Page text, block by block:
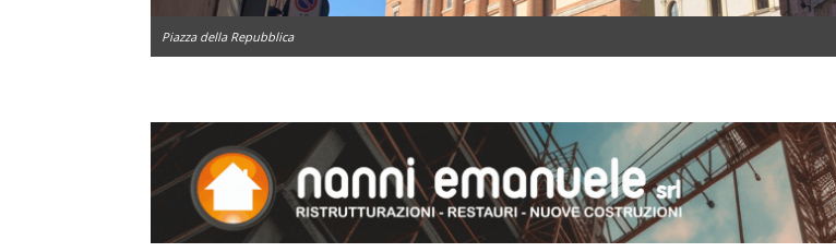
Piazza della Repubblica